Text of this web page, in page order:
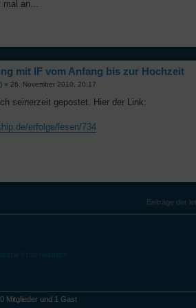
an...
mit IF vom Anfang bis zur Hochzeit
» 26. November 2010, 20:17
seinerzeit gepostet. Hier der Link:
erfolge/lesen/734
Beiträge der
Frau heiraten
Mitglieder und 1 Gast